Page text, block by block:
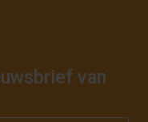
van